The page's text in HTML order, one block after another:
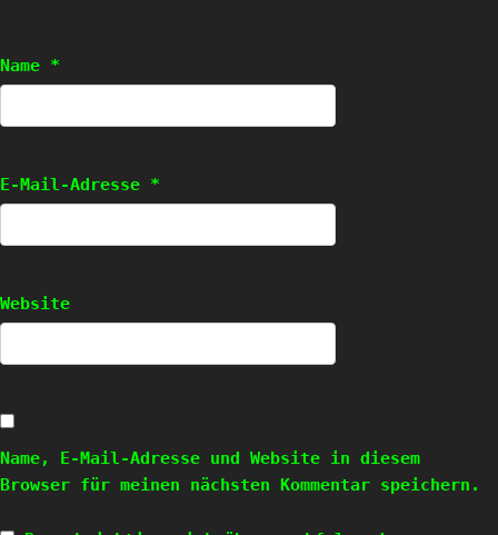
Name *
E-Mail-Adresse *
Website
Name, E-Mail-Adresse und Website in diesem
Browser für meinen nächsten Kommentar speichern.